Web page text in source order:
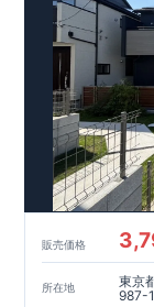
設までに、計4回
でなく、現場の
す。
【充実の
販売価格
所在地
東京
987-